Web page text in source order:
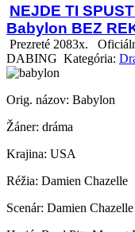
NEJDE TI
Babylon BEZ
Prezreté 2083x.
DABING Kategória:
Orig. názov: Babylon
Žáner: dráma
Krajina: USA
Réžia: Damien Chazelle
Scenár: Damien Chazelle